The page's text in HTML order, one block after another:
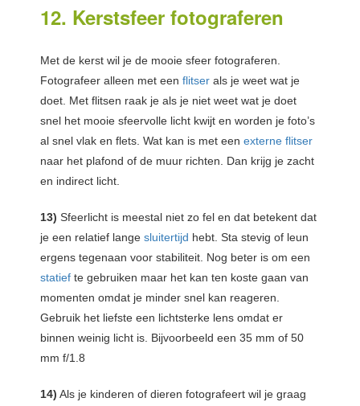
12. Kerstsfeer fotograferen
Met de kerst wil je de mooie sfeer fotograferen.
Fotografeer alleen met een flitser als je weet wat je
doet. Met flitsen raak je als je niet weet wat je doet
snel het mooie sfeervolle licht kwijt en worden je foto’s
al snel vlak en flets. Wat kan is met een externe flitser
naar het plafond of de muur richten. Dan krijg je zacht
en indirect licht.
13) Sfeerlicht is meestal niet zo fel en dat betekent dat
je een relatief lange sluitertijd hebt. Sta stevig of leun
ergens tegenaan voor stabiliteit. Nog beter is om een
statief te gebruiken maar het kan ten koste gaan van
momenten omdat je minder snel kan reageren.
Gebruik het liefste een lichtsterke lens omdat er
binnen weinig licht is. Bijvoorbeeld een 35 mm of 50
mm f/1.8
14) Als je kinderen of dieren fotografeert wil je graag